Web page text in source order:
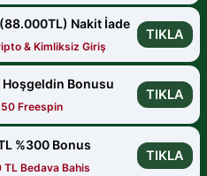
Nakit İade
& Kimliksiz Giriş
TIKLA
Hoşgeldin Bonusu
Freespin
TIKLA
%300 Bonus
TL Bedava Bahis
TIKLA